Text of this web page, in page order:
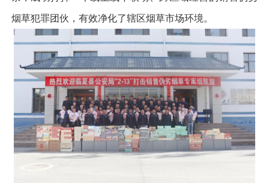
烟草犯罪团伙，有效净化了辖区烟草市场环境。